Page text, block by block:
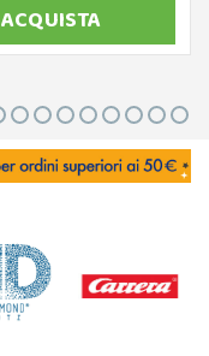
ACQUISTA